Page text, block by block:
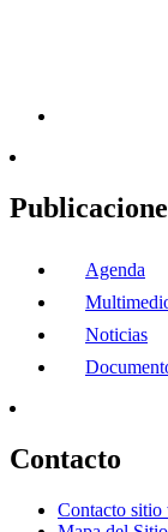
Agenda
Noticias
Contacto
Contacto